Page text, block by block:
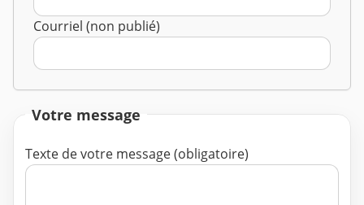
Courriel (non publié)
Votre message
Texte de votre message (obligatoire)